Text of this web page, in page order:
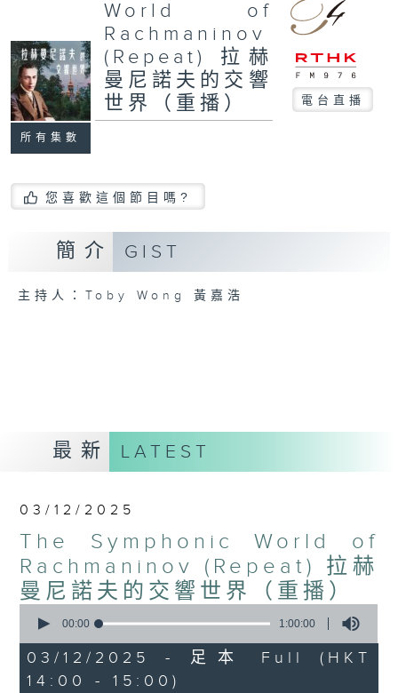
所有集數
World of
Rachmaninov
(Repeat) 拉赫
曼尼諾夫的交響
世界（重播）
電台直播
您喜歡這個節目嗎?
簡介 GIST
主持人：Toby Wong 黃嘉浩
最新 LATEST
03/12/2025
The Symphonic World of
Rachmaninov (Repeat) 拉赫
曼尼諾夫的交響世界（重播）
seconds
1
hour,
0
00:00 1:00:00
03/12/2025 - 足本 Full (HKT
14:00 - 15:00)